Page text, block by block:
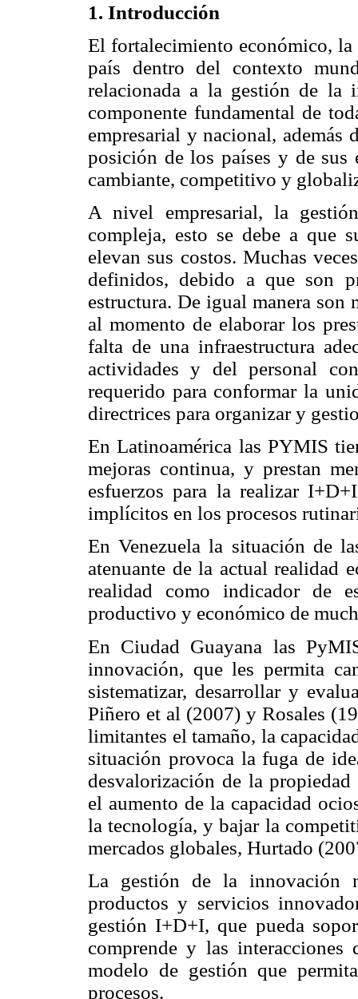
1. Introducción
El fortalecimiento económico,
país dentro del contexto
relacionada a la gestión de la
componente fundamental de
empresarial y nacional, además
posición de los países y de sus
cambiante, competitivo y
A nivel empresarial, la
compleja, esto se debe a que
elevan sus costos. Muchas
definidos, debido a que son
estructura. De igual manera son
al momento de elaborar los
falta de una infraestructura
actividades y del personal
requerido para conformar la
directrices para organizar y
En Latinoamérica las PYMIS
mejoras continua, y prestan
esfuerzos para la realizar
implícitos en los procesos
En Venezuela la situación de
atenuante de la actual realidad
realidad como indicador de
productivo y económico de
En Ciudad Guayana las
innovación, que les permita
sistematizar, desarrollar y
Piñero et al (2007) y Rosales
limitantes el tamaño, la
situación provoca la fuga de
desvalorización de la
el aumento de la capacidad
la tecnología, y bajar la
mercados globales, Hurtado
La gestión de la innovación
productos y servicios
gestión I+D+I, que pueda
comprende y las
modelo de gestión que
procesos.